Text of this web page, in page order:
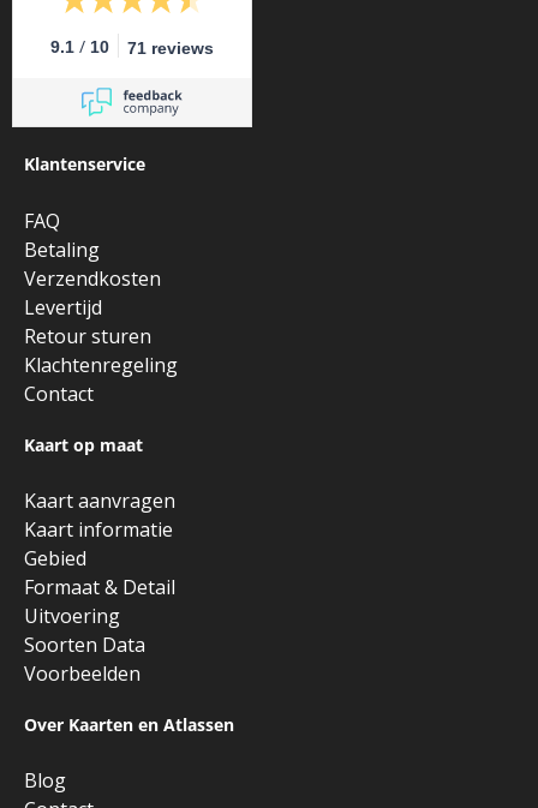
9.1 / 10 71 reviews
Klantenservice
FAQ
Betaling
Verzendkosten
Levertijd
Retour sturen
Klachtenregeling
Contact
Kaart op maat
Kaart aanvragen
Kaart informatie
Gebied
Formaat & Detail
Uitvoering
Soorten Data
Voorbeelden
Over Kaarten en Atlassen
Blog